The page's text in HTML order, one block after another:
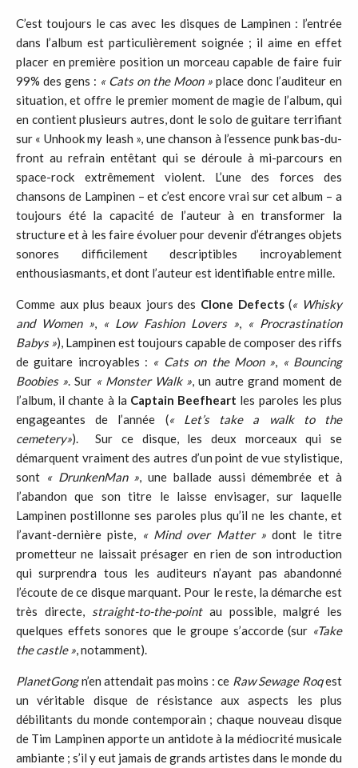
C’est toujours le cas avec les disques de Lampinen : l’entrée
dans l’album est particulièrement soignée ; il aime en effet
placer en première position un morceau capable de faire fuir
99% des gens : « Cats on the Moon » place donc l’auditeur en
situation, et offre le premier moment de magie de l’album, qui
en contient plusieurs autres, dont le solo de guitare terrifiant
sur « Unhook my leash », une chanson à l’essence punk bas-du-
front au refrain entêtant qui se déroule à mi-parcours en
space-rock extrêmement violent. L’une des forces des
chansons de Lampinen – et c’est encore vrai sur cet album – a
toujours été la capacité de l’auteur à en transformer la
structure et à les faire évoluer pour devenir d’étranges objets
sonores difficilement descriptibles incroyablement
enthousiasmants, et dont l’auteur est identifiable entre mille.
Comme aux plus beaux jours des Clone Defects(« Whisky
and Women », « Low Fashion Lovers », « Procrastination
Babys»), Lampinen est toujours capable de composer des riffs
de guitare incroyables : « Cats on the Moon », « Bouncing
Boobies ». Sur « Monster Walk », un autre grand moment de
l’album, il chante à la Captain Beefheart les paroles les plus
engageantes de l’année (« Let’s take a walk to
the
cemetery»). Sur ce disque, les deux morceaux qui se
démarquent vraiment des autres d’un point de vue stylistique,
sont « DrunkenMan », une ballade aussi démembrée et à
l’abandon que son titre le laisse envisager, sur laquelle
Lampinen postillonne ses paroles plus qu’il ne les chante, et
l’avant-dernière piste, « Mind over Matter » dont le titre
prometteur ne laissait présager en rien de son introduction
qui surprendra tous les auditeurs n’ayant pas abandonné
l’écoute de ce disque marquant. Pour le reste, la démarche est
très directe, straight-to-the-pointau possible, malgré les
quelques effets sonores que le groupe s’accorde (sur «Take
the castle », notamment).
PlanetGongn’en attendait pas moins : ce Raw Sewage Roqest
un véritable disque de résistance aux aspects les plus
débilitants du monde contemporain ; chaque nouveau disque
de Tim Lampinen apporte un antidote à la médiocrité musicale
ambiante ; s’il y eut jamais de grands artistes dans le monde du